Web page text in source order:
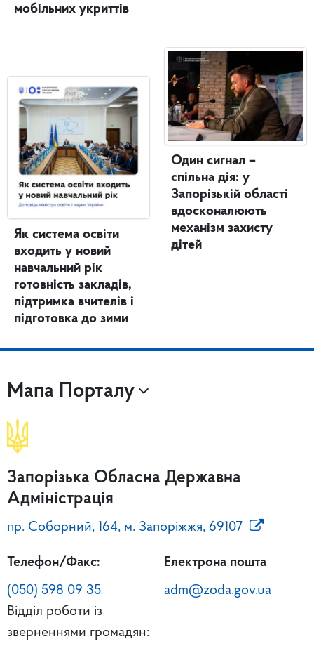
мобільних укриттів
Як система освіти
входить у новий
навчальний рік
готовність закладів,
підтримка вчителів і
підготовка до зими
Один сигнал –
спільна дія: у
Запорізькій області
вдосконалюють
механізм захисту
дітей
Мапа Порталу
Запорізька Обласна Державна
Адміністрація
пр. Соборний, 164, м. Запоріжжя, 69107
Телефон/Факс:
(050) 598 09 35
Відділ роботи із
зверненнями громадян:
Електрона пошта
adm@zoda.gov.ua